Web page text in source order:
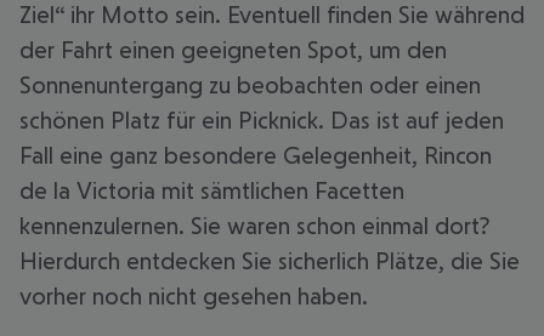
Ziel“ ihr Motto sein. Eventuell finden Sie während
der Fahrt einen geeigneten Spot, um den
Sonnenuntergang zu beobachten oder einen
schönen Platz für ein Picknick. Das ist auf jeden
Fall eine ganz besondere Gelegenheit, Rincon
de la Victoria mit sämtlichen Facetten
kennenzulernen. Sie waren schon einmal dort?
Hierdurch entdecken Sie sicherlich Plätze, die Sie
vorher noch nicht gesehen haben.